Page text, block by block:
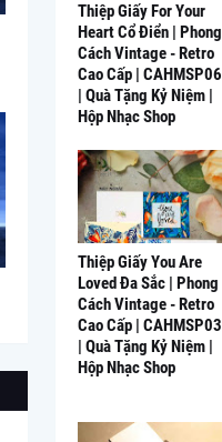
Thiệp Giấy For Your
Heart Cổ Điển | Phong
Cách Vintage - Retro
Cao Cấp | CAHMSP06
| Quà Tặng Kỷ Niệm |
Hộp Nhạc Shop
Thiệp Giấy You Are
Loved Đa Sắc | Phong
Cách Vintage - Retro
Cao Cấp | CAHMSP03
| Quà Tặng Kỷ Niệm |
Hộp Nhạc Shop